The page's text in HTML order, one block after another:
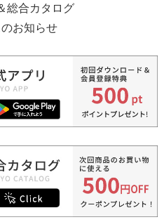
総合カタログ
お知らせ